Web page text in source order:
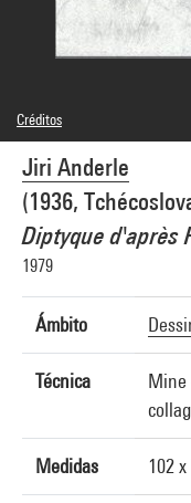
Jiri Anderle
(1936,
Diptyque d'après
1979
Ámbito
Técnica
Mine
Medidas 102
Créditos
© Jiri Anderle
Créditos fotográficos : Centre
photographique du MNAM/
Referencia de la imagen :